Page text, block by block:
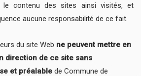
le contenu des sites ainsi visités, et
aucune responsabilité de ce fait.
du site Web ne peuvent mettre en
direction de ce site sans
et préalable de Commune de